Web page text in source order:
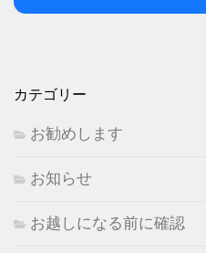
カテゴリー
お勧めします
お知らせ
お越しになる前に確認